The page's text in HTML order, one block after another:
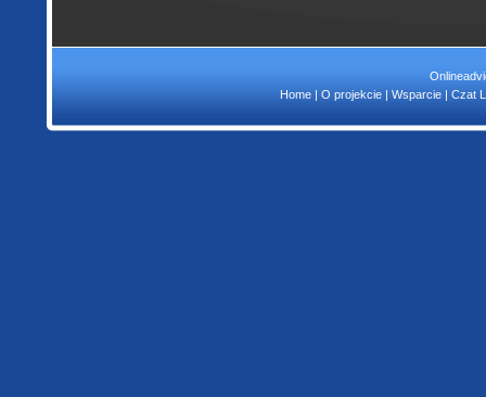
Home| O projekcie| Wsparcie| Czat